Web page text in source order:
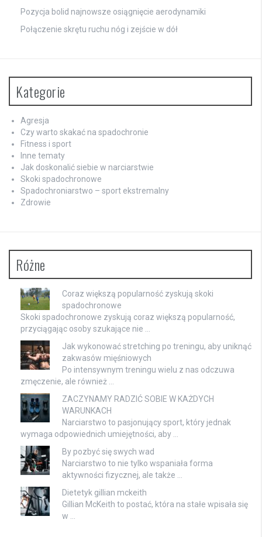
Pozycja bolid najnowsze osiągnięcie aerodynamiki
Połączenie skrętu ruchu nóg i zejście w dół
Kategorie
Agresja
Czy warto skakać na spadochronie
Fitness i sport
Inne tematy
Jak doskonalić siebie w narciarstwie
Skoki spadochronowe
Spadochroniarstwo – sport ekstremalny
Zdrowie
Różne
Coraz większą popularność zyskują skoki
spadochronowe
Skoki spadochronowe zyskują coraz większą popularność,
przyciągając osoby szukające nie …
Jak wykonować stretching po treningu, aby uniknąć
zakwasów mięśniowych
Po intensywnym treningu wielu z nas odczuwa
zmęczenie, ale również …
ZACZYNAMY RADZIĆ SOBIE W KAŻDYCH
WARUNKACH
Narciarstwo to pasjonujący sport, który jednak
wymaga odpowiednich umiejętności, aby …
By pozbyć się swych wad
Narciarstwo to nie tylko wspaniała forma
aktywności fizycznej, ale także …
Dietetyk gillian mckeith
Gillian McKeith to postać, która na stałe wpisała się
w …